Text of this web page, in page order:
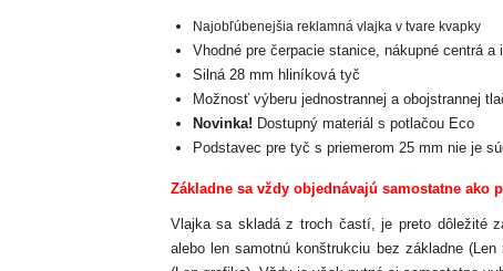
Najobľúbenejšia reklamná vlajka v tvare kvapky
Vhodné pre čerpacie stanice, nákupné centrá a
Silná 28 mm hliníková tyč
Možnosť výberu jednostrannej a obojstrannej
Novinka! Dostupný materiál s potlačou Eco
Podstavec pre tyč s priemerom 25 mm nie je
Základne sa vždy objednávajú samostatne ako
Vlajka sa skladá z troch častí, je preto dôležité
alebo len samotnú konštrukciu bez základne